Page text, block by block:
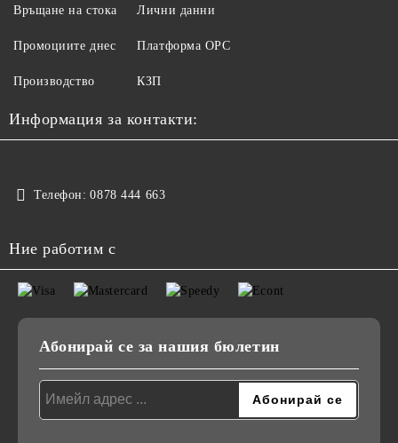
Връщане на стока
Промоциите днес
Производство
Лични данни
Платформа ОРС
КЗП
Информация за контакти:
Телефон: 0878 444 663
Ние работим с
Абонирай се за нашия бюлетин